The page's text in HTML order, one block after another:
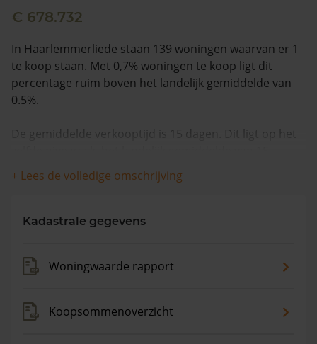
€ 678.732
In Haarlemmerliede staan 139 woningen waarvan er 1
te koop staan. Met 0,7% woningen te koop ligt dit
percentage ruim boven het landelijk gemiddelde van
0.5%.
De gemiddelde verkooptijd is 15 dagen. Dit ligt op het
dagen.
vraagprijs is €989.000. In de afgelopen 12 maanden is
+ Lees de volledige omschrijving
Kadastrale gegevens
Woningwaarde rapport
Koopsommenoverzicht